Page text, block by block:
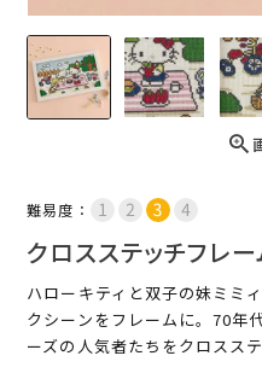
難易度：
クロスステッチフ
ハローキティと双子の妹ミミ
クシーンをフレームに。70年
ーズの人気者たちをクロスス